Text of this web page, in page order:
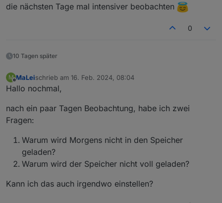
Das Nachladen der Notstromreserve kannst du auch ein
die nächsten Tage mal intensiver beobachten
0
10 Tagen später
M
Offline
MaLeischrieb am 16. Feb. 2024, 08:04
zuletzt editiert von
Hallo nochmal,
nach ein paar Tagen Beobachtung, habe ich zwei
Fragen:
Warum wird Morgens nicht in den Speicher
geladen?
Warum wird der Speicher nicht voll geladen?
Kann ich das auch irgendwo einstellen?